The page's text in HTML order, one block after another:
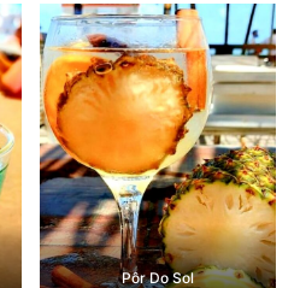
Pôr Do Sol